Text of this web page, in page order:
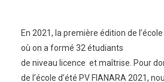
En 2021, la première édition de
où on a formé 32 étudiants
de niveau licence et maîtrise. Pour
de l’école d’été PV FIANARA 2021,